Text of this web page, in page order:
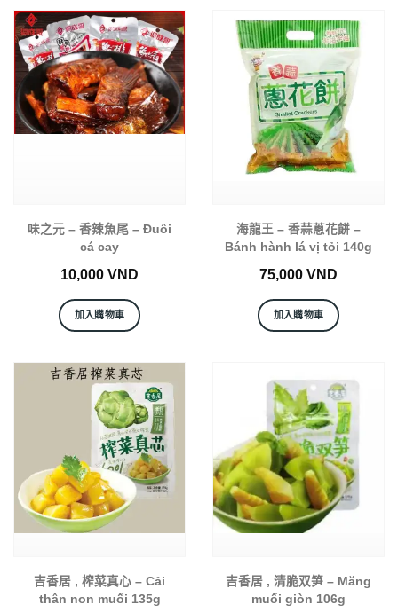
味之元 – 香辣魚尾 – Đuôi
cá cay
10,000 VND
加入購物車
海龍王 – 香蒜蔥花餅 –
Bánh hành lá vị tỏi 140g
75,000 VND
加入購物車
吉香居 , 榨菜真心 – Cải
thân non muối 135g
吉香居 , 清脆双笋 – Măng
muối giòn 106g